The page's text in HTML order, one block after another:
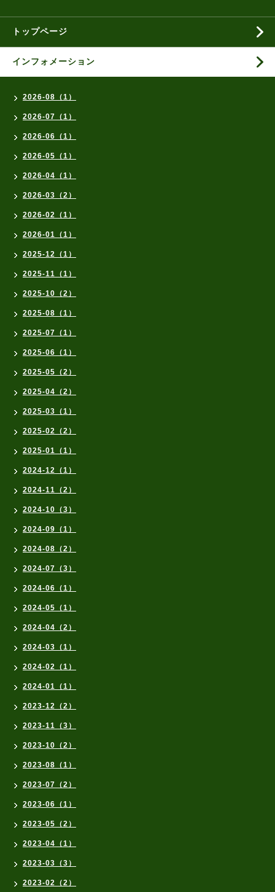
トップページ
インフォメーション
2026-08（1）
2026-07（1）
2026-06（1）
2026-05（1）
2026-04（1）
2026-03（2）
2026-02（1）
2026-01（1）
2025-12（1）
2025-11（1）
2025-10（2）
2025-08（1）
2025-07（1）
2025-06（1）
2025-05（2）
2025-04（2）
2025-03（1）
2025-02（2）
2025-01（1）
2024-12（1）
2024-11（2）
2024-10（3）
2024-09（1）
2024-08（2）
2024-07（3）
2024-06（1）
2024-05（1）
2024-04（2）
2024-03（1）
2024-02（1）
2024-01（1）
2023-12（2）
2023-11（3）
2023-10（2）
2023-08（1）
2023-07（2）
2023-06（1）
2023-05（2）
2023-04（1）
2023-03（3）
2023-02（2）